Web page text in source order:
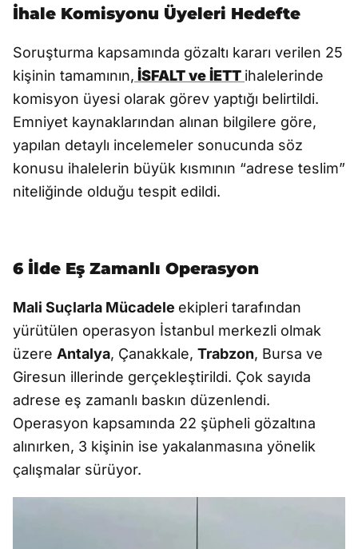
İhale Komisyonu Üyeleri Hedefte
Soruşturma kapsamında gözaltı kararı verilen 25
kişinin tamamının, İSFALT ve İETT ihalelerinde
komisyon üyesi olarak görev yaptığı belirtildi.
Emniyet kaynaklarından alınan bilgilere göre,
yapılan detaylı incelemeler sonucunda söz
konusu ihalelerin büyük kısmının “adrese teslim”
niteliğinde olduğu tespit edildi.
6 İlde Eş Zamanlı Operasyon
Mali Suçlarla Mücadele ekipleri tarafından
yürütülen operasyon İstanbul merkezli olmak
üzere Antalya, Çanakkale, Trabzon, Bursa ve
Giresun illerinde gerçekleştirildi. Çok sayıda
adrese eş zamanlı baskın düzenlendi.
Operasyon kapsamında 22 şüpheli gözaltına
alınırken, 3 kişinin ise yakalanmasına yönelik
çalışmalar sürüyor.